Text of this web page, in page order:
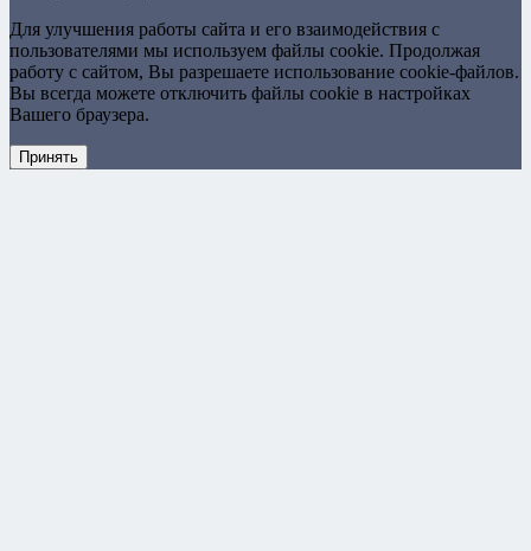
Для улучшения работы сайта и его взаимодействия с
пользователями мы используем файлы cookie. Продолжая
работу с сайтом, Вы разрешаете использование cookie-файлов.
Вы всегда можете отключить файлы cookie в настройках
Вашего браузера.
Принять